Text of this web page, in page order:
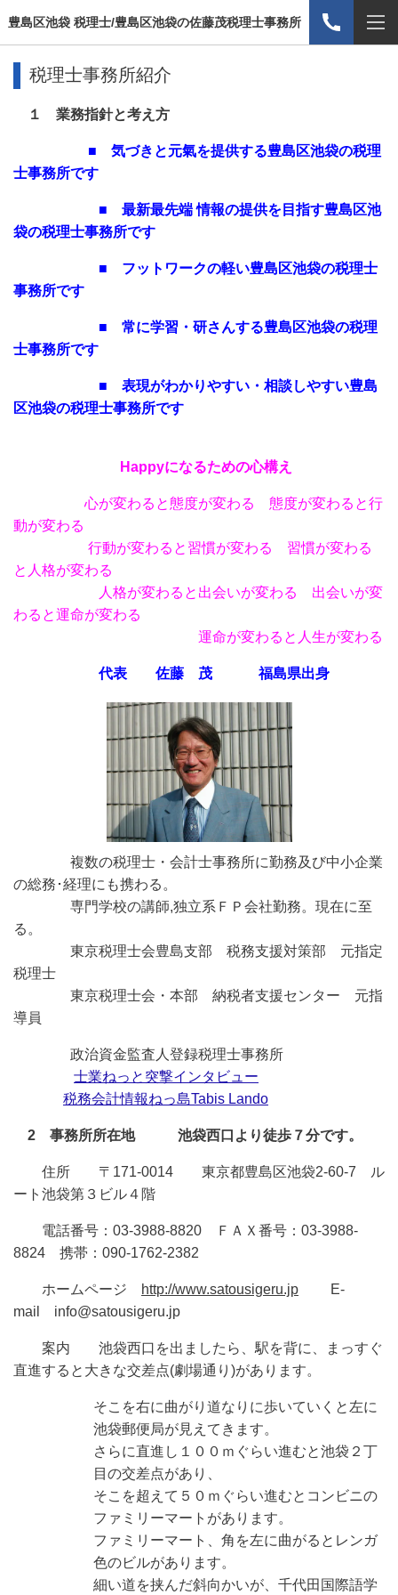
豊島区池袋 税理士/豊島区池袋の佐藤茂税理士事務所
税理士事務所紹介
１ 業務指針と考え方
■ 気づきと元氣を提供する豊島区池袋の税理
士事務所です
■ 最新最先端 情報の提供を目指す豊島区池
袋の税理士事務所です
■ フットワークの軽い豊島区池袋の税理士
事務所です
■ 常に学習・研さんする豊島区池袋の税理
士事務所です
■ 表現がわかりやすい・相談しやすい豊島
区池袋の税理士事務所です
Happyになるための心構え
心が変わると態度が変わる 態度が変わると行
動が変わる
行動が変わると習慣が変わる 習慣が変わる
と人格が変わる
人格が変わると出会いが変わる 出会いが変
わると運命が変わる
運命が変わると人生が変わる
代表 佐藤 茂 福島県出身
複数の税理士・会計士事務所に勤務及び中小企業
の総務･経理にも携わる。
専門学校の講師,独立系ＦＰ会社勤務。現在に至
る。
東京税理士会豊島支部 税務支援対策部 元指定
税理士
東京税理士会・本部 納税者支援センター 元指
導員
政治資金監査人登録税理士事務所
士業ねっと突撃インタビュー
税務会計情報ねっ島Tabis Lando
2 事務所所在地 池袋西口より徒歩７分です。
住所 〒171-0014 東京都豊島区池袋2-60-7 ル
ート池袋第３ビル４階
電話番号：03-3988-8820 ＦＡＸ番号：03-3988-
8824 携帯：090-1762-2382
ホームページ http://www.satousigeru.jp E-
mail info@satousigeru.jp
案内 池袋西口を出ましたら、駅を背に、まっすぐ
直進すると大きな交差点(劇場通り)があります。
そこを右に曲がり道なりに歩いていくと左に
池袋郵便局が見えてきます。
さらに直進し１００ｍぐらい進むと池袋２丁
目の交差点があり、
そこを超えて５０ｍぐらい進むとコンビニの
ファミリーマートがあります。
ファミリーマート、角を左に曲がるとレンガ
色のビルがあります。
細い道を挟んだ斜向かいが、千代田国際語学